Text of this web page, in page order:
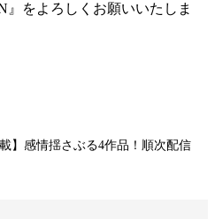
』をよろしくお願いいたしま
載】感情揺さぶる4作品！順次配信